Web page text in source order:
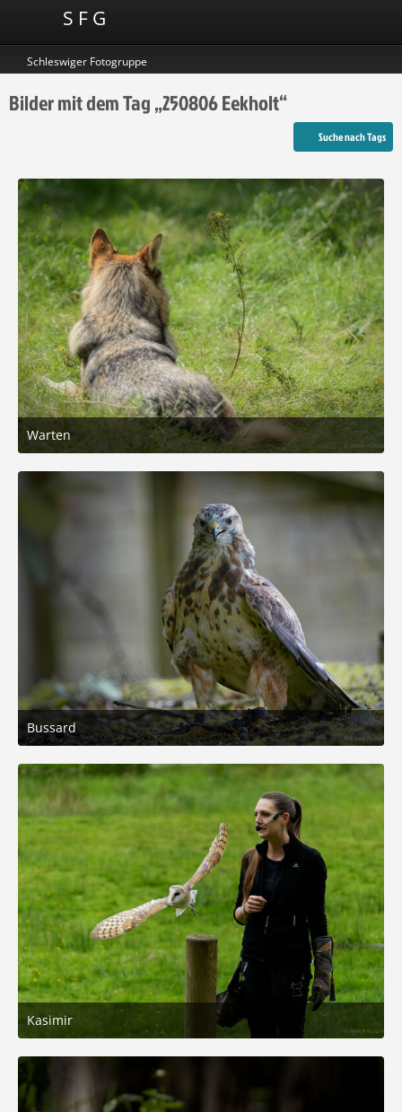
S F G
Schleswiger Fotogruppe
Bilder mit dem Tag „250806 Eekholt“
Suche nach Tags
Warten
8. August 2025 um 16:31
4
Bussard
8. August 2025 um 12:50
4
Kasimir
8. August 2025 um 12:21
7